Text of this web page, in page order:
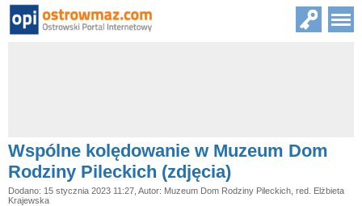
Wspólne kolędowanie w Muzeum Dom
Rodziny Pileckich (zdjęcia)
Dodano: 15 stycznia 2023 11:27, Autor: Muzeum Dom Rodziny Pileckich, red. Elżbieta
Krajewska